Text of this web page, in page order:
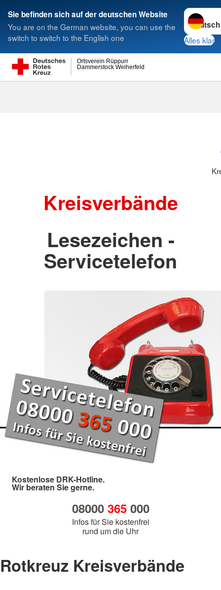
Sie befinden sich auf der deutschen Website
You are on the German website, you can use the
switch to switch to the English one
Sprache
Alles klar
Dammerstock Weiherfeld
Ortsverein Rüppurr
Suche
Kreisverbände
Lesezeichen -
Servicetelefon
Kostenlose DRK-Hotline.
Wir beraten Sie gerne.
08000 365000
Infos für Sie kostenfrei
rund um die Uhr
Rotkreuz Kreisverbände